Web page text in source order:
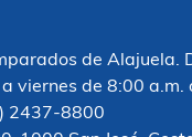
de Alajuela.
a viernes de 8:00
2437-8800